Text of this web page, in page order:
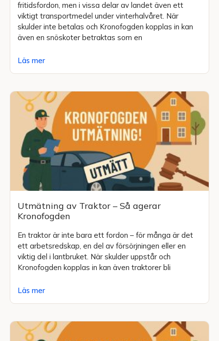
fritidsfordon, men i vissa delar av landet även ett
viktigt transportmedel under vinterhalvåret. När
skulder inte betalas och Kronofogden kopplas in kan
även en snöskoter betraktas som en
Läs mer
Utmätning av Traktor – Så agerar
Kronofogden
En traktor är inte bara ett fordon – för många är det
ett arbetsredskap, en del av försörjningen eller en
viktig del i lantbruket. När skulder uppstår och
Kronofogden kopplas in kan även traktorer bli
Läs mer